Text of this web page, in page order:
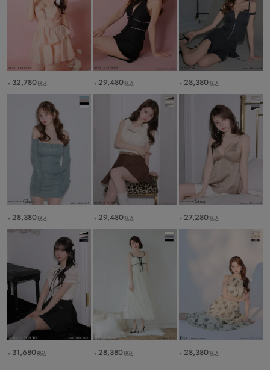
￥ 32,780税込 ￥ 29,480税込 ￥ 28,380税込
￥ 28,380税込 ￥ 29,480税込 ￥ 27,280税込
￥ 31,680税込 ￥ 28,380税込 ￥ 28,380税込